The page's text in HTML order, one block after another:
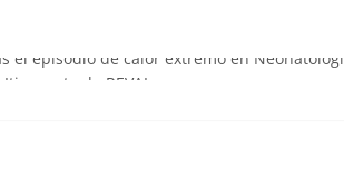
el episodio de calor extremo en